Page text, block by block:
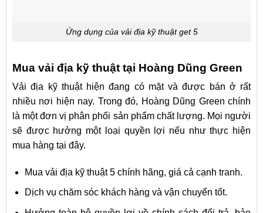
Ứng dụng của vải địa kỹ thuật get 5
Mua vải địa kỹ thuật tại Hoàng Dũng Green
Vải địa kỹ thuật hiện đang có mặt và được bán ở rất
nhiều nơi hiện nay. Trong đó, Hoàng Dũng Green chính
là một đơn vị phân phối sản phẩm chất lượng. Mọi người
sẽ được hưởng một loại quyền lợi nếu như thực hiện
mua hàng tại đây.
Mua vải địa kỹ thuật 5 chính hãng, giá cả cạnh tranh.
Dịch vụ chăm sóc khách hàng và vận chuyển tốt.